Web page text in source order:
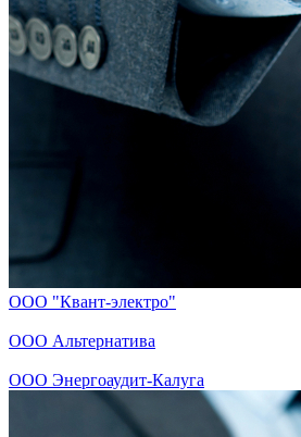
ООО "Квант-электро"
ООО Альтернатива
ООО Энергоаудит-Калуга